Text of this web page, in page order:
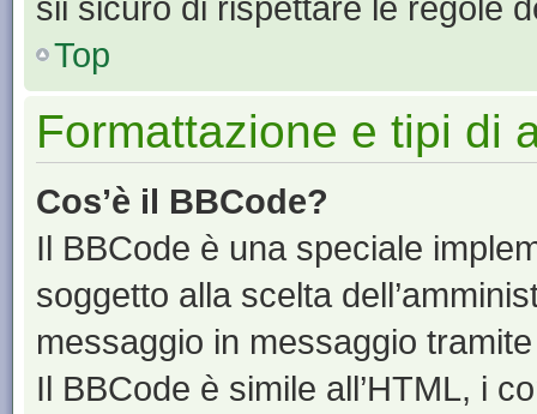
Top
Formattazione e tipi di
Cos’è il BBCode?
Il BBCode è una speciale
soggetto alla scelta
messaggio in messaggio
Il BBCode è simile all’HTML, i